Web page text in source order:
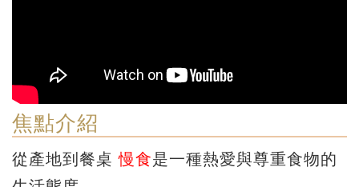
焦點介紹
從產地到餐桌慢食是一種熱愛與尊重食物的